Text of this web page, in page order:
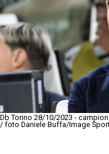
Db Torino 28/10/2023 -
/ foto Daniele Buffa/Image